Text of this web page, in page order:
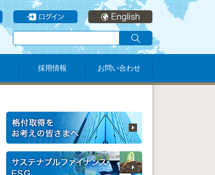
採用情報 お問い合わせ